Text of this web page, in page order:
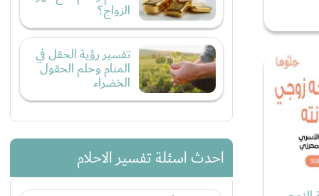
الزواج؟
تفسير رؤية الحقل في
المنام وحلم الحقول
الخضراء
احدث اسئلة تفسير الاحلام